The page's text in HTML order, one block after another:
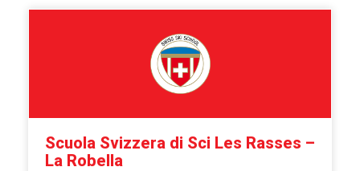
Scuola Svizzera di Sci Les Rasses –
La Robella